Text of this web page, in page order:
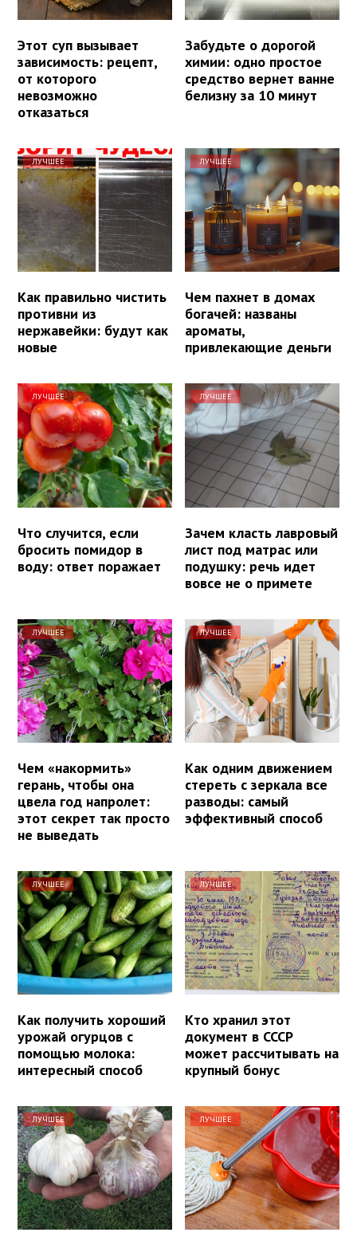
Этот суп вызывает
зависимость: рецепт,
от которого
невозможно
отказаться
Забудьте о дорогой
химии: одно простое
средство вернет ванне
белизну за 10 минут
ЛУЧШЕЕ
Как правильно чистить
противни из
нержавейки: будут как
новые
ЛУЧШЕЕ
Чем пахнет в домах
богачей: названы
ароматы,
привлекающие деньги
ЛУЧШЕЕ
Что случится, если
бросить помидор в
воду: ответ поражает
ЛУЧШЕЕ
Зачем класть лавровый
лист под матрас или
подушку: речь идет
вовсе не о примете
ЛУЧШЕЕ
Чем «накормить»
герань, чтобы она
цвела год напролет:
этот секрет так просто
не выведать
ЛУЧШЕЕ
Как одним движением
стереть с зеркала все
разводы: самый
эффективный способ
ЛУЧШЕЕ
Как получить хороший
урожай огурцов с
помощью молока:
интересный способ
ЛУЧШЕЕ
Кто хранил этот
документ в СССР
может рассчитывать на
крупный бонус
ЛУЧШЕЕ ЛУЧШЕЕ